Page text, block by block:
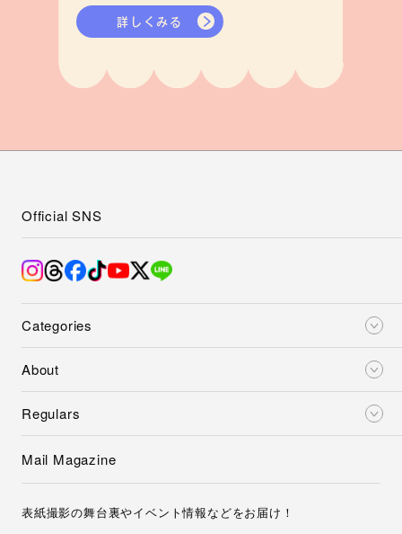
詳しくみる
Categories
About
Regulars
Official SNS
Mail Magazine
表紙撮影の舞台裏やイベント情報などをお届け！